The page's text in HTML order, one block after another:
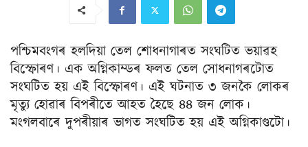
পশ্চিমবংগৰ হলদিয়া তেল শোধনাগাৰত সংঘটিত ভয়াৱহ
বিস্ফোৰণ। এক অগ্নিকাম্ডৰ ফলত তেল সোধনাগৰটোত
সংঘটিত হয় এই বিস্ফোৰণ। এই ঘটনাত ৩ জনকৈ লোকৰ
মৃত্যু হোৱাৰ বিপৰীতে আহত হৈছে ৪৪ জন লোক।
মংগলবাৰে দুপৰীয়াৰ ভাগত সংঘটিত হয় এই অগ্নিকাণ্ডটো।